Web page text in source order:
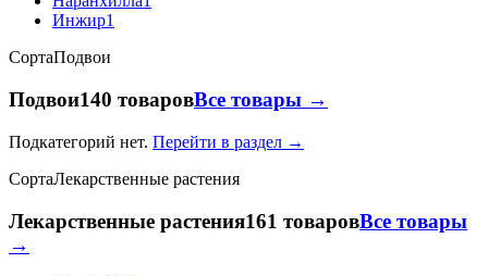
Инжир1
СортаПодвои
Подвои140 товаровВсе товары →
Подкатегорий нет. Перейти в раздел →
СортаЛекарственные растения
Лекарственные растения161 товаровВсе товары
→